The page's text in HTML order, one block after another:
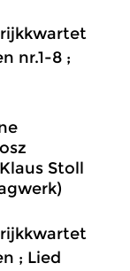
nr.1-8 ;
Stoll
; Lied